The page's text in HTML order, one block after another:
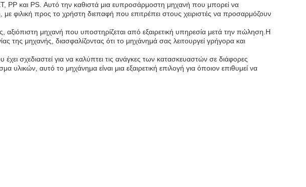
PP και PS. Αυτό την καθιστά μια ευπροσάρμοστη μηχανή που μπορεί να
με φιλική προς το χρήστη διεπαφή που επιτρέπει στους χειριστές να προσαρμόζουν
αξιόπιστη μηχανή που υποστηρίζεται από εξαιρετική υπηρεσία μετά την πώληση.Η
της μηχανής, διασφαλίζοντας ότι το μηχάνημά σας λειτουργεί γρήγορα και
σχεδιαστεί για να καλύπτει τις ανάγκες των κατασκευαστών σε διάφορες
αυτό το μηχάνημα είναι μια εξαιρετική επιλογή για όποιον επιθυμεί να